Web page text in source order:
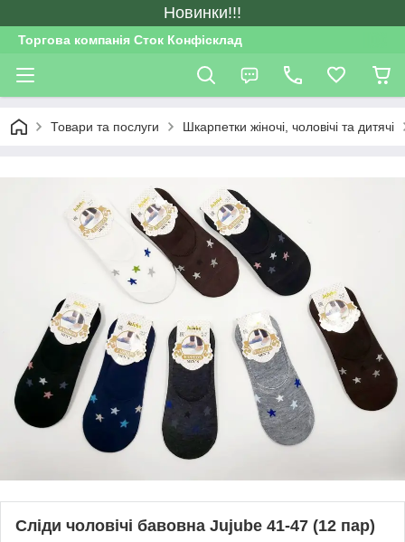
Новинки!!!
Торгова компанія Сток Конфісклад
Товари та послуги Шкарпетки жіночі, чоловічі та дитячі
Сліди чоловічі бавовна Jujube 41-47 (12 пар)